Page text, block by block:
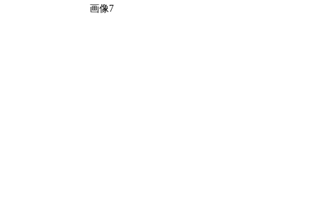
画像7